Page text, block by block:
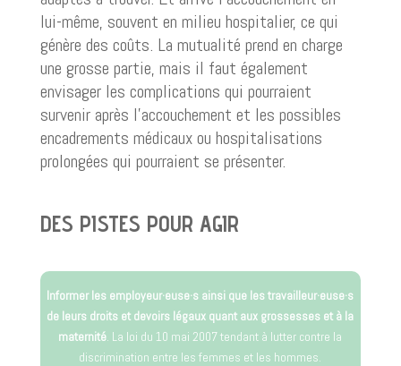
lui-même, souvent en milieu hospitalier, ce qui
génère des coûts. La mutualité prend en charge
une grosse partie, mais il faut également
envisager les complications qui pourraient
survenir après l’accouchement et les possibles
encadrements médicaux ou hospitalisations
prolongées qui pourraient se présenter.
DES PISTES POUR AGIR
Informer les employeur·euse·s ainsi que les travailleur·euse·s
de leurs droits et devoirs légaux quant aux grossesses et à la
maternité. La loi du 10 mai 2007 tendant à lutter contre la
discrimination entre les femmes et les hommes.